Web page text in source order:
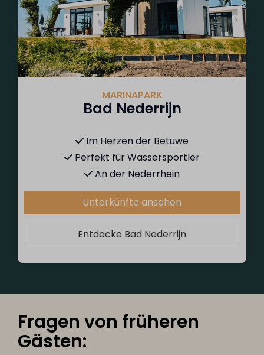
MARINAPARK
Bad Nederrijn
Im Herzen der Betuwe
Perfekt für Wassersportler
An der Nederrhein
Unterkünfte ansehen
Entdecke Bad Nederrijn
Fragen von früheren
Gästen: